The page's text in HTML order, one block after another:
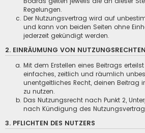
Regelungen.
Der Nutzungsvertrag wird auf
und kann von beiden Seiten ohne
jederzeit gekündigt werden.
2. EINRÄUMUNG VON NUTZUNGSRECHTEN
Mit dem Erstellen eines Beitrags
einfaches, zeitlich und räumlich
unentgeltliches Recht, deinen Beitrag
zu nutzen.
Das Nutzungsrecht nach Punkt 2,
nach Kündigung des
3. PFLICHTEN DES NUTZERS